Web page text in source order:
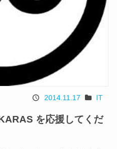
投
日
2014.11.17
カ
ゴ
IT
を応援してくだ